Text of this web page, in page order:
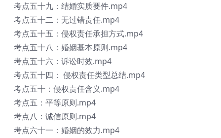
考点五十九：结婚实质要件.mp4
考点五十二：无过错责任.mp4
考点五十五：侵权责任承担方式.mp4
考点五十八：婚姻基本原则.mp4
考点五十六：诉讼时效.mp4
考点五十四： 侵权责任类型总结.mp4
考点五十：侵权责任含义.mp4
考点五：平等原则.mp4
考点八：诚信原则.mp4
考点六十一：婚姻的效力.mp4